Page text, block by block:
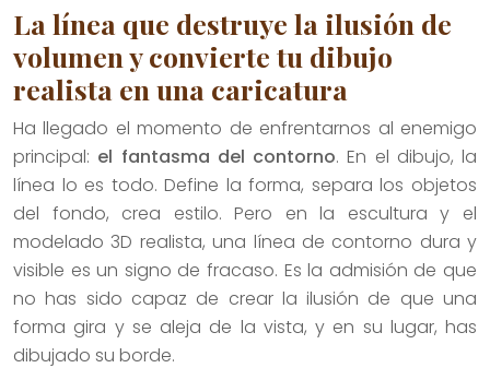
La línea que destruye la ilusión de
volumen y convierte tu dibujo
realista en una caricatura
Ha llegado el momento de enfrentarnos al enemigo
principal: el fantasma del contorno. En el dibujo, la
línea lo es todo. Define la forma, separa los objetos
del fondo, crea estilo. Pero en la escultura y el
modelado 3D realista, una línea de contorno dura y
visible es un signo de fracaso. Es la admisión de que
no has sido capaz de crear la ilusión de que una
forma gira y se aleja de la vista, y en su lugar, has
dibujado su borde.